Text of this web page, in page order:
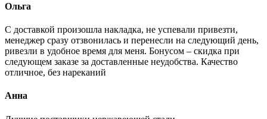
Ольга
С доставкой произошла накладка, не успевали привезти,
менеджер сразу отзвонилась и перенесли на следующий день,
ривезли в удобное время для меня. Бонусом – скидка при
следующем заказе за доставленные неудобства. Качество
отличное, без нареканий
Анна